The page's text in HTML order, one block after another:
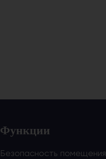
Функции
Безопасность помещения